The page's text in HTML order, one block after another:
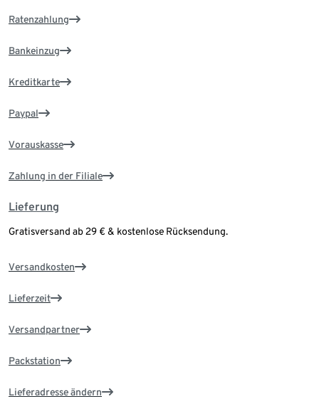
Ratenzahlung
Bankeinzug
Kreditkarte
Paypal
Vorauskasse
Zahlung in der Filiale
Lieferung
Gratisversand ab 29 € & kostenlose Rücksendung.
Versandkosten
Lieferzeit
Versandpartner
Packstation
Lieferadresse ändern